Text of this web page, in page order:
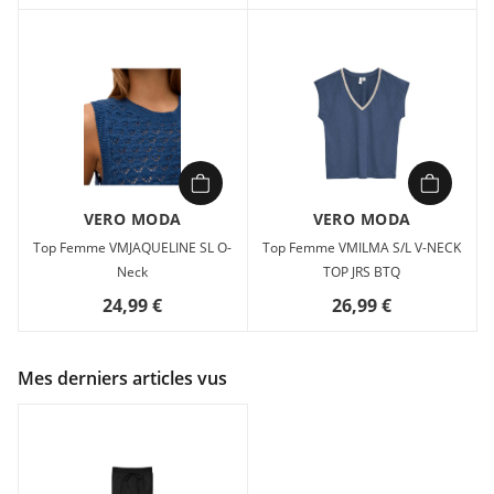
VERO MODA
Top Femme VMJAQUELINE SL O-
Neck
24,99 €
VERO MODA
Top Femme VMILMA S/L V-NECK
TOP JRS BTQ
26,99 €
Mes derniers articles vus